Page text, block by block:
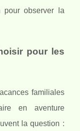
pour observer la
pour les
familiales
en aventure
la question :